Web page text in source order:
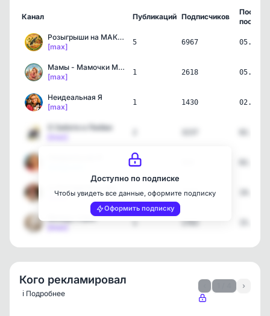
Канал Публикаций Подписчиков
пост
Розыгрыши на МАКСимум | …
[max]
5 6967
Мамы - Мамочки Москвы
[max]
1 2618
Неидеальная Я
[max]
1 1430
О Заботе и Любви
1
[max]
1 1605
Между строк
1 1763
Доступно по подписке
Чтобы увидеть все данные, оформите подписку
Оформить подписку
Кого рекламировал
ℹ️ Подробнее
›